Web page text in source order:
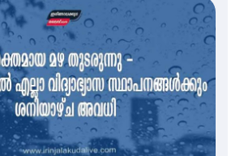
സെന്റ് ജോസഫ്സ് കോളജ്
കോമേഴ്‌സ് അസോസിയേഷന്
തുടക്കമായി
കോമേഴ്സ് എക്സ്പോയുമായി
എസ് എൻ ഹയർ സെക്കൻഡറി
വിദ്യാർത്ഥികൾ